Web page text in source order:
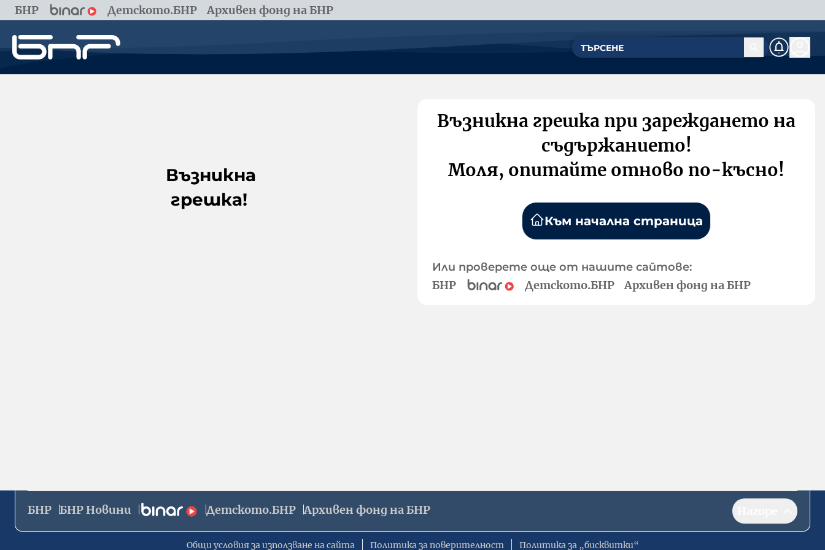
БНР Детското.БНР Архивен фонд на БНР
Възникна
грешка!
Възникна грешка при зареждането на
съдържанието!
Моля, опитайте отново по-късно!
Към начална страница
Или проверете още от нашите сайтове:
БНР Детското.БНР Архивен фонд на БНР
БНР БНР Новини Детското.БНР Архивен фонд на БНР
Общи условия за използване на сайта Политика за поверителност Политика за „бисквитки“